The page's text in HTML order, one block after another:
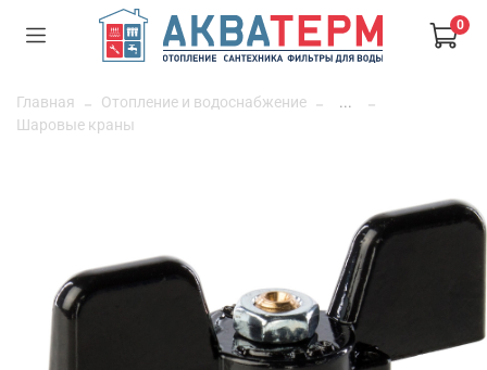
0
Главная Отопление и водоснабжение
...
Шаровые краны